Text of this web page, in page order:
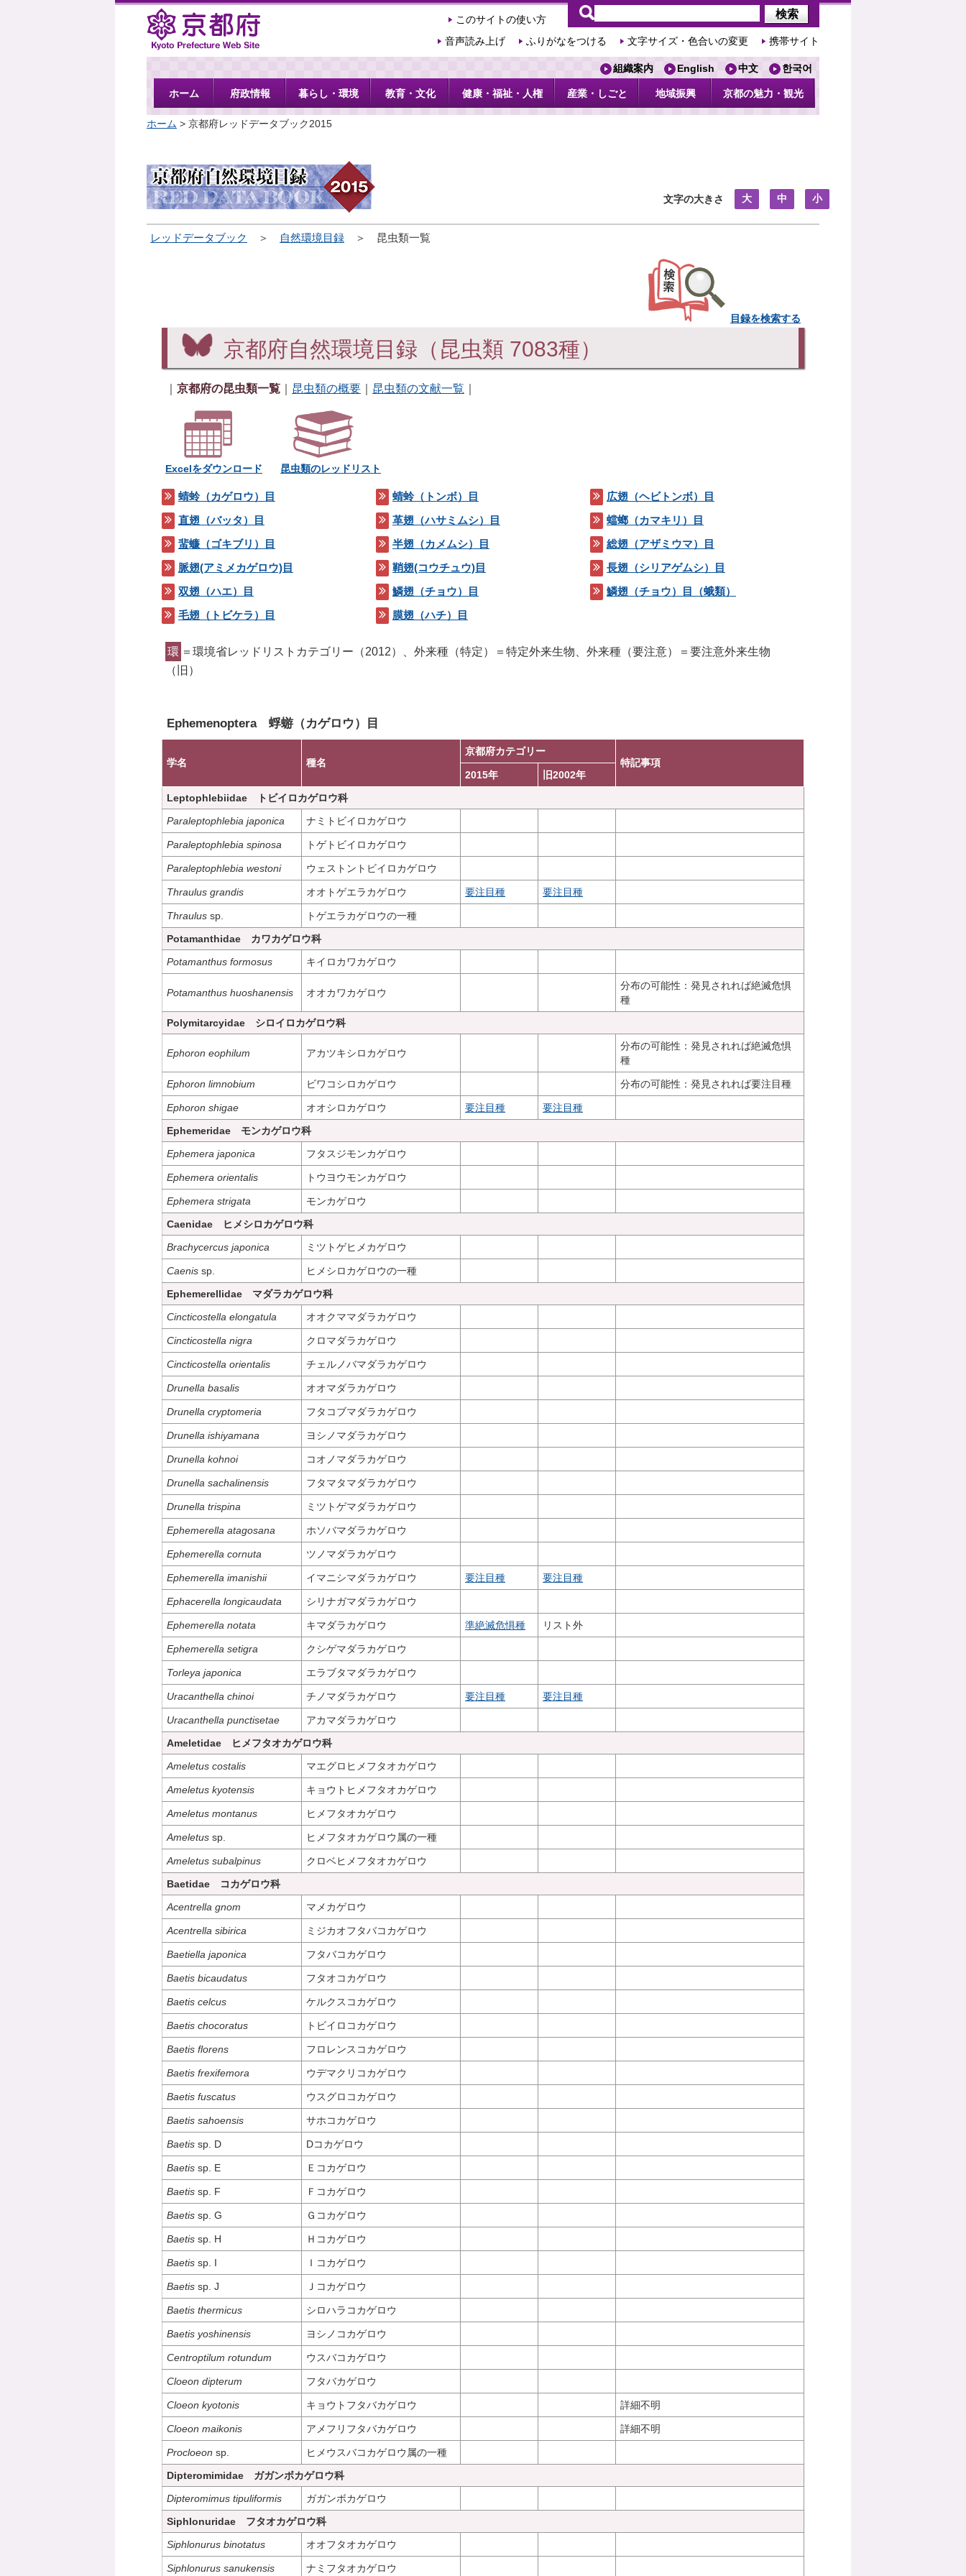
京都府
このサイトの使い方
音声読み上げ
ふりがなをつける 文字サイズ・色合いの変更 携帯サイト
組織案内 English 中文 한국어
ホーム 府政情報 暮らし・環境 教育・文化 健康・福祉・人権 産業・しごと 地域振興 京都の魅力・観光
ホーム > 京都府レッドデータブック2015
文字の大きさ 大 中 小
レッドデータブック ＞ 自然環境目録 ＞ 昆虫類一覧
目録を検索する
京都府自然環境目録（昆虫類 7083種）
京都府の昆虫類一覧 昆虫類の概要 昆虫類の文献一覧
Excelをダウンロード 昆虫類のレッドリスト
蜻蛉（カゲロウ）目 蜻蛉（トンボ）目 広翅（ヘビトンボ）目
直翅（バッタ）目 革翅（ハサミムシ）目 蟷螂（カマキリ）目
蜚蠊（ゴキブリ）目 半翅（カメムシ）目 総翅（アザミウマ）目
脈翅(アミメカゲロウ)目 鞘翅(コウチュウ)目 長翅（シリアゲムシ）目
双翅（ハエ）目 鱗翅（チョウ）目 鱗翅（チョウ）目（蛾類）
毛翅（トビケラ）目 膜翅（ハチ）目
環 ＝環境省レッドリストカテゴリー（2012）、外来種（特定）＝特定外来生物、外来種（要注意）＝要注意外来生物
（旧）
Ephemenoptera 蜉蝣（カゲロウ）目
学名 種名
京都府カテゴリー
特記事項
2015年
旧2002年
Leptophlebiidae トビイロカゲロウ科
Paraleptophlebia japonica
ナミトビイロカゲロウ
Paraleptophlebia spinosa トゲトビイロカゲロウ
Paraleptophlebia westoni ウェストントビイロカゲロウ
Thraulus grandis オオトゲエラカゲロウ 要注目種 要注目種
Thraulus sp.
トゲエラカゲロウの一種
Potamanthidae カワカゲロウ科
Potamanthus formosus
キイロカワカゲロウ
Potamanthus huoshanensis オオカワカゲロウ
分布の可能性：発見されれば絶滅危惧
種
Polymitarcyidae シロイロカゲロウ科
Ephoron eophilum アカツキシロカゲロウ
分布の可能性：発見されれば絶滅危惧
種
Ephoron limnobium ビワコシロカゲロウ 分布の可能性：発見されれば要注目種
Ephoron shigae オオシロカゲロウ 要注目種
要注目種
Ephemeridae モンカゲロウ科
Ephemera japonica
フタスジモンカゲロウ
Ephemera orientalis トウヨウモンカゲロウ
Ephemera strigata
モンカゲロウ
Caenidae ヒメシロカゲロウ科
Brachycercus japonica
ミツトゲヒメカゲロウ
Caenis sp.
ヒメシロカゲロウの一種
Ephemerellidae マダラカゲロウ科
Cincticostella elongatula
オオクママダラカゲロウ
Cincticostella nigra クロマダラカゲロウ
Cincticostella orientalis チェルノバマダラカゲロウ
Drunella basalis オオマダラカゲロウ
Drunella cryptomeria フタコブマダラカゲロウ
Drunella ishiyamana ヨシノマダラカゲロウ
Drunella kohnoi コオノマダラカゲロウ
Drunella sachalinensis フタマタマダラカゲロウ
Drunella trispina ミツトゲマダラカゲロウ
Ephemerella atagosana ホソバマダラカゲロウ
Ephemerella cornuta ツノマダラカゲロウ
Ephemerella imanishii イマニシマダラカゲロウ 要注目種 要注目種
Ephacerella longicaudata シリナガマダラカゲロウ
Ephemerella notata キマダラカゲロウ 準絶滅危惧種 リスト外
Ephemerella setigra クシゲマダラカゲロウ
Torleya japonica エラブタマダラカゲロウ
Uracanthella chinoi チノマダラカゲロウ 要注目種 要注目種
Uracanthella punctisetae
アカマダラカゲロウ
Ameletidae ヒメフタオカゲロウ科
Ameletus costalis
マエグロヒメフタオカゲロウ
Ameletus kyotensis キョウトヒメフタオカゲロウ
Ameletus montanus ヒメフタオカゲロウ
Ameletus sp. ヒメフタオカゲロウ属の一種
Ameletus subalpinus
クロベヒメフタオカゲロウ
Baetidae コカゲロウ科
Acentrella gnom
マメカゲロウ
Acentrella sibirica ミジカオフタバコカゲロウ
Baetiella japonica フタバコカゲロウ
Baetis bicaudatus フタオコカゲロウ
Baetis celcus ケルクスコカゲロウ
Baetis chocoratus トビイロコカゲロウ
Baetis florens フロレンスコカゲロウ
Baetis frexifemora ウデマクリコカゲロウ
Baetis fuscatus ウスグロコカゲロウ
Baetis sahoensis サホコカゲロウ
Baetis sp. D Dコカゲロウ
Baetis sp. E Ｅコカゲロウ
Baetis sp. F Ｆコカゲロウ
Baetis sp. G Ｇコカゲロウ
Baetis sp. H Ｈコカゲロウ
Baetis sp. I Ｉコカゲロウ
Baetis sp. J Ｊコカゲロウ
Baetis thermicus シロハラコカゲロウ
Baetis yoshinensis ヨシノコカゲロウ
Centroptilum rotundum ウスバコカゲロウ
Cloeon dipterum フタバカゲロウ
Cloeon kyotonis キョウトフタバカゲロウ 詳細不明
Cloeon maikonis アメフリフタバカゲロウ 詳細不明
Procloeon sp.
ヒメウスバコカゲロウ属の一種
Dipteromimidae ガガンボカゲロウ科
Dipteromimus tipuliformis
ガガンボカゲロウ
Siphlonuridae フタオカゲロウ科
Siphlonurus binotatus
オオフタオカゲロウ
Siphlonurus sanukensis ナミフタオカゲロウ